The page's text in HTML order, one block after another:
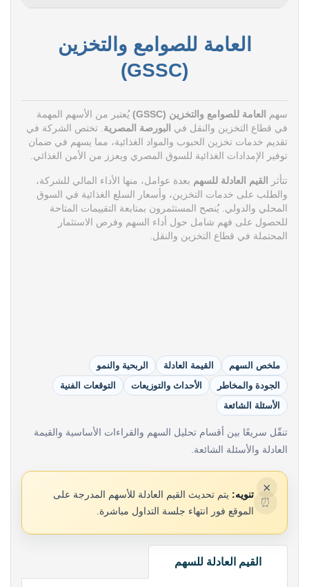
العامة للصوامع والتخزين
(GSSC)
سهم العامة للصوامع والتخزين (GSSC)
يُعتبر من الأسهم المهمة
في قطاع التخزين والنقل في البورصة المصرية. تختص الشركة في
تقديم خدمات تخزين الحبوب والمواد الغذائية، مما يسهم في ضمان
توفير الإمدادات الغذائية للسوق المصري ويعزز من الأمن الغذائي.
تتأثر القيم العادلة للسهم بعدة عوامل، منها الأداء المالي للشركة،
والطلب على خدمات التخزين، وأسعار السلع الغذائية في السوق
المحلي والدولي. يُنصح المستثمرون بمتابعة التقييمات المتاحة
للحصول على فهم شامل حول أداء السهم وفرص الاستثمار
المحتملة في قطاع التخزين والنقل.
ملخص السهم القيمة العادلة
الربحية والنمو
الجودة والمخاطر
الأحداث والتوزيعات
التوقعات الفنية
الأسئلة الشائعة
تنقّل سريعًا بين أقسام تحليل السهم والقراءات الأساسية والقيمة
العادلة والأسئلة الشائعة.
×
⏰
تنويه: يتم تحديث القيم العادلة للأسهم المدرجة على
الموقع فور انتهاء جلسة التداول مباشرة.
القيم العادلة للسهم